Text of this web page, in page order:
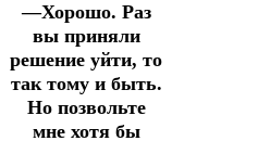
—Хорошо. Раз
вы приняли
решение уйти, то
так тому и быть.
Но позвольте
мне хотя бы